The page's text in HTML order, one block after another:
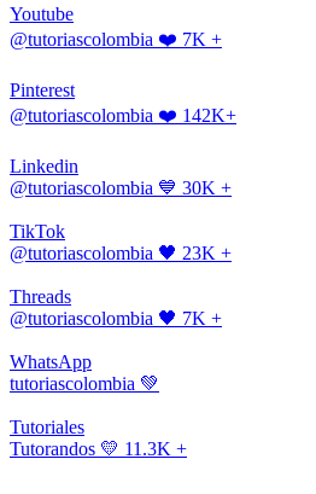
Youtube
@tutoriascolombia ❤️ 7K +
Pinterest
@tutoriascolombia ❤️ 142K+
Linkedin
@tutoriascolombia 💙 30K +
TikTok
@tutoriascolombia 🖤 23K +
Threads
@tutoriascolombia 🖤 7K +
WhatsApp
tutoriascolombia 💚
Tutoriales
Tutorandos 💛 11.3K +